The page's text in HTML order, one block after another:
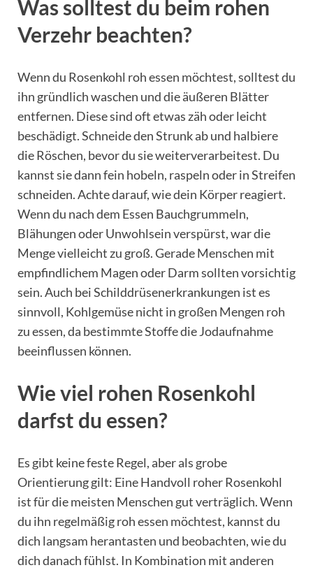
Was solltest du beim rohen
Verzehr beachten?
Wenn du Rosenkohl roh essen möchtest, solltest du
ihn gründlich waschen und die äußeren Blätter
entfernen. Diese sind oft etwas zäh oder leicht
beschädigt. Schneide den Strunk ab und halbiere
die Röschen, bevor du sie weiterverarbeitest. Du
kannst sie dann fein hobeln, raspeln oder in Streifen
schneiden. Achte darauf, wie dein Körper reagiert.
Wenn du nach dem Essen Bauchgrummeln,
Blähungen oder Unwohlsein verspürst, war die
Menge vielleicht zu groß. Gerade Menschen mit
empfindlichem Magen oder Darm sollten vorsichtig
sein. Auch bei Schilddrüsenerkrankungen ist es
sinnvoll, Kohlgemüse nicht in großen Mengen roh
zu essen, da bestimmte Stoffe die Jodaufnahme
beeinflussen können.
Wie viel rohen Rosenkohl
darfst du essen?
Es gibt keine feste Regel, aber als grobe
Orientierung gilt: Eine Handvoll roher Rosenkohl
ist für die meisten Menschen gut verträglich. Wenn
du ihn regelmäßig roh essen möchtest, kannst du
dich langsam herantasten und beobachten, wie du
dich danach fühlst. In Kombination mit anderen